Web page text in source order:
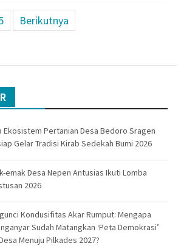
Berikutnya
Ekosistem Pertanian Desa Bedoro Sragen
Gelar Tradisi Kirab Sedekah Bumi 2026
emak Desa Nepen Antusias Ikuti Lomba
2026
Kondusifitas Akar Rumput: Mengapa
Sudah Matangkan ‘Peta Demokrasi’
Menuju Pilkades 2027?